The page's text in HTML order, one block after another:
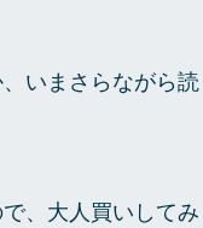
いまさらながら読
、大人買いしてみ